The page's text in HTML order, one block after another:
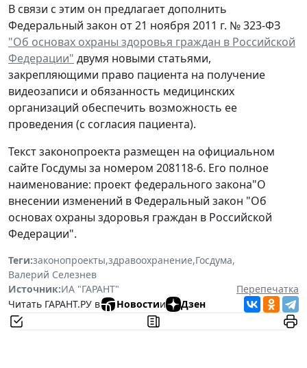
В связи с этим он предлагает дополнить
Федеральный закон от 21 ноября 2011 г. № 323-ФЗ
"Об основах охраны здоровья граждан в Российской
Федерации" двумя новыми статьями,
закрепляющими право пациента на получение
видеозаписи и обязанность медицинских
организаций обеспечить возможность ее
проведения (с согласия пациента).
Текст законопроекта размещен на официальном
сайте Госдумы за номером 208118-6. Его полное
наименование: проект федерального закона"О
внесении изменений в Федеральный закон "Об
основах охраны здоровья граждан в Российской
Федерации".
Теги:законопроекты,здравоохранение,Госдума,
Валерий Селезнев
Источник:ИА "ГАРАНТ"
Перепечатка
Читать ГАРАНТ.РУ в
Новостии Дзен